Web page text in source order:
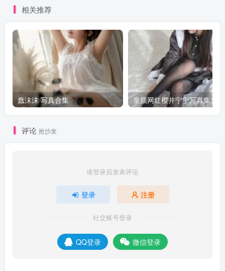
相关推荐
蠢沫沫 写真合集 童颜网红樱井宁宁写真集套图
评论 抢沙发
请登录后发表评论
登录 注册
社交账号登录
QQ登录 微信登录